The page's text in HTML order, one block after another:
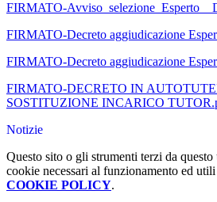
FIRMATO-
FIRMATO-Decreto aggiudicazione
FIRMATO-Decreto aggiudicazione
FIRMATO-DECRETO IN
SOSTITUZIONE INCARICO
Notizie
Questo sito o gli strumenti terzi da
cookie necessari al funzionamento ed
COOKIE POLICY.